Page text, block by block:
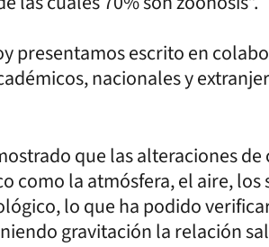
presentamos escrito en
nacionales y
que las alteraciones
como la atmósfera, el aire, los
lo que ha podido
gravitación la relación